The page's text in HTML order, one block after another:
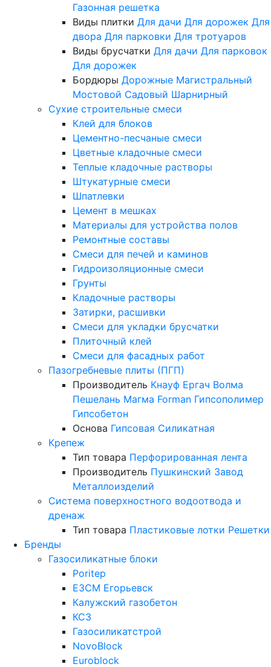
Газонная решетка
Виды плитки Для дачи Для дорожек Для
двора Для парковки Для тротуаров
Виды брусчатки Для дачи Для парковок
Для дорожек
Бордюры Дорожные Магистральный
Мостовой Садовый Шарнирный
Сухие строительные смеси
Клей для блоков
Цементно-песчаные смеси
Цветные кладочные смеси
Теплые кладочные растворы
Штукатурные смеси
Шпатлевки
Цемент в мешках
Материалы для устройства полов
Ремонтные составы
Смеси для печей и каминов
Гидроизоляционные смеси
Грунты
Кладочные растворы
Затирки, расшивки
Смеси для укладки брусчатки
Плиточный клей
Смеси для фасадных работ
Пазогребневые плиты (ПГП)
Производитель Кнауф Ергач Волма
Пешелань Магма Forman Гипсополимер
Гипсобетон
Основа Гипсовая Силикатная
Крепеж
Тип товара Перфорированная лента
Производитель Пушкинский Завод
Металлоизделий
Система поверхностного водоотвода и
дренаж
Тип товара Пластиковые лотки Решетки
Бренды
Газосиликатные блоки
Poritep
ЕЗСМ Егорьевск
Калужский газобетон
КСЗ
Газосиликатстрой
NovoBlock
Euroblock